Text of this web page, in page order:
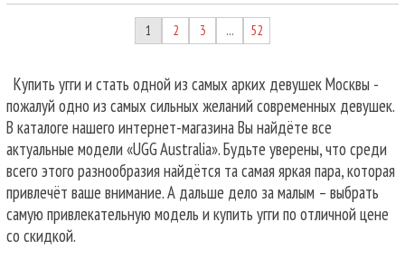
1 2 3 … 52
Купить угги и стать одной из самых арких девушек Москвы -
пожалуй одно из самых сильных желаний современных девушек.
В каталоге нашего интернет-магазина Вы найдёте все
актуальные модели «UGG Australia». Будьте уверены, что среди
всего этого разнообразия найдётся та самая яркая пара, которая
привлечёт ваше внимание. А дальше дело за малым – выбрать
самую привлекательную модель и купить угги по отличной цене
со скидкой.